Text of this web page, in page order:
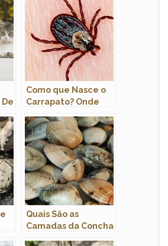
Como que Nasce o
Carrapato? Onde
Desenvolvem?
Quais São as
Camadas da Concha